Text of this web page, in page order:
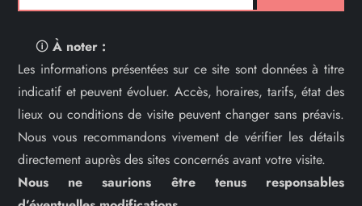
🛈À noter :
Les informations présentées sur ce site sont données à titre
indicatif et peuvent évoluer. Accès, horaires, tarifs, état des
lieux ou conditions de visite peuvent changer sans préavis.
Nous vous recommandons vivement de vérifier les détails
directement auprès des sites concernés avant votre visite.
Nous ne saurions être tenus responsables